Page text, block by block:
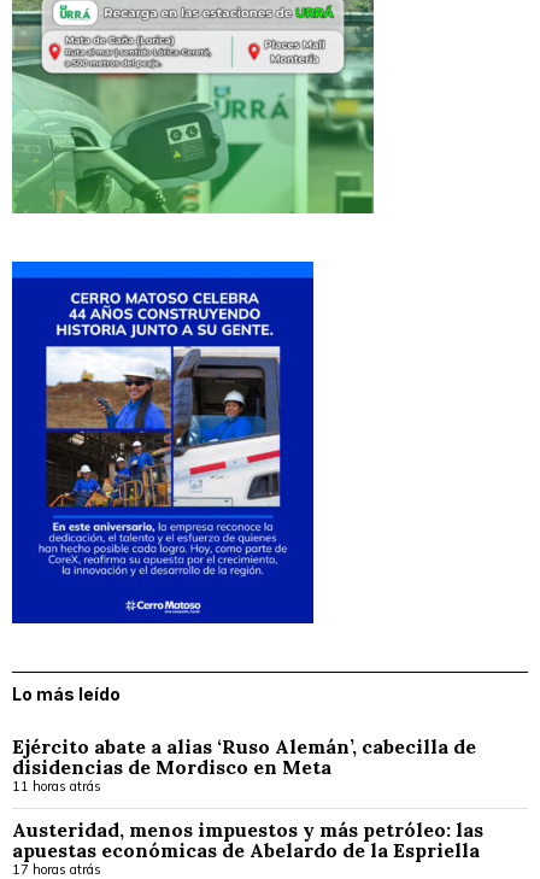
Lo más leído
Ejército abate a alias ‘Ruso Alemán’, cabecilla de
disidencias de Mordisco en Meta
11 horas atrás
Austeridad, menos impuestos y más petróleo: las
apuestas económicas de Abelardo de la Espriella
17 horas atrás